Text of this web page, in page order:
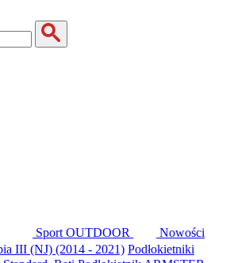
Sport OUTDOOR
Nowości
III (NJ) (2014 - 2021) Podłokietniki